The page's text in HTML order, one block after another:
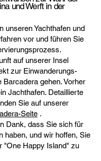
und Werft in der
unseren Yachthafen und
vor und führen Sie
auf unserer Insel
zur Einwanderungs-
Barcadera gehen. Vorher
Jachthafen. Detaillierte
Sie auf unserer
Seite .
Dank, dass Sie sich für
haben, und wir hoffen, Sie
"One Happy Island" zu